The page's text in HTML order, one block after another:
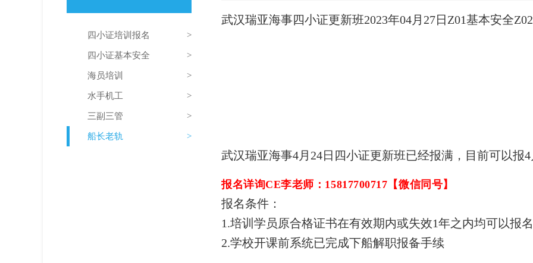
四小证培训报名
四小证基本安全
海员培训
水手机工
三副三管
船长老轨
武汉瑞亚海事四小证更新班2023年04月27日Z01基本安全Z02
武汉瑞亚海事4月24日四小证更新班已经报满，目前可以报
报名详询CE李老师：15817700717【微信同号】
报名条件：
1.培训学员原合格证书在有效期内或失效1年之内均可以报名
2.学校开课前系统已完成下船解职报备手续